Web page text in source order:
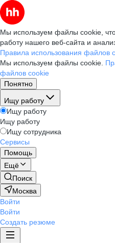
Мы используем файлы cookie,
работу нашего веб-сайта и
Правила использования файлов
Мы используем файлы cookie.
файлов cookie
Понятно
Ищу работу
Ищу работу
Ищу работу
Ищу сотрудника
Сервисы
Помощь
Ещё
Поиск
Москва
Войти
Войти
Создать резюме